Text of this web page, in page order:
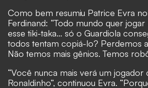
Como bem resumiu Patrice Evra
Ferdinand: “Todo mundo quer
esse tiki-taka… só o Guardiola
todos tentam copiá-lo? Perdemos
Não temos mais gênios. Temos
“Você nunca mais verá um jogador
Ronaldinho”, continuou Evra.